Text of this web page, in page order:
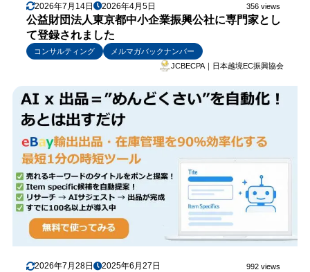
2026年7月14日 2026年4月5日 356 views
公益財団法人東京都中小企業振興公社に専門家とし
て登録されました
コンサルティング
メルマガバックナンバー
JCBECPA｜日本越境EC振興協会
2026年7月28日 2025年6月27日 992 views